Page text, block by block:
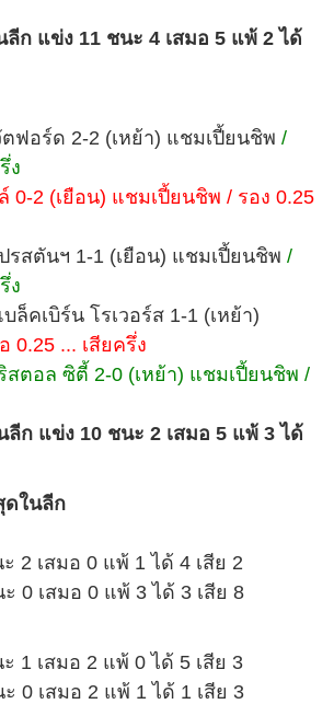
ลีก แข่ง 11 ชนะ 4 เสมอ 5 แพ้ 2 ได้
ตฟอร์ด 2-2 (เหย้า) แชมเปี้ยนชิพ /
ง
0-2 (เยือน) แชมเปี้ยนชิพ / รอง 0.25
รสตันฯ 1-1 (เยือน) แชมเปี้ยนชิพ /
ง
ล็คเบิร์น โรเวอร์ส 1-1 (เหย้า)
0.25 ... เสียครึ่ง
สตอล ซิตี้ 2-0 (เหย้า) แชมเปี้ยนชิพ /
ลีก แข่ง 10 ชนะ 2 เสมอ 5 แพ้ 3 ได้
ดในลีก
2 เสมอ 0 แพ้ 1 ได้ 4 เสีย 2
0 เสมอ 0 แพ้ 3 ได้ 3 เสีย 8
1 เสมอ 2 แพ้ 0 ได้ 5 เสีย 3
0 เสมอ 2 แพ้ 1 ได้ 1 เสีย 3